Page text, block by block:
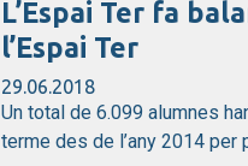
L’Espai Ter fa
l’Espai Ter
29.06.2018
Un total de 6.099 alumnes
terme des de l’any 2014 per